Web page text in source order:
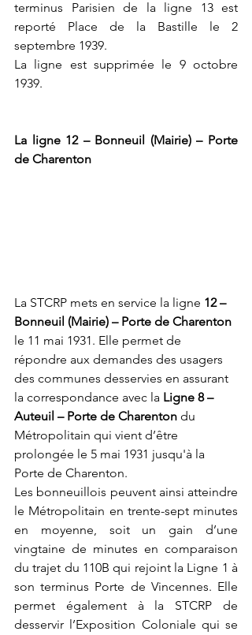
terminus Parisien de la ligne 13 est
reporté Place de la Bastille le 2
septembre 1939.
La ligne est supprimée le 9 octobre
1939.
La ligne 12 – Bonneuil (Mairie) – Porte
de Charenton
La STCRP mets en service la ligne 12 –
Bonneuil (Mairie) – Porte de Charenton
le 11 mai 1931. Elle permet de
répondre aux demandes des usagers
des communes desservies en assurant
la correspondance avec la Ligne 8 –
Auteuil – Porte de Charenton du
Métropolitain qui vient d’être
prolongée le 5 mai 1931 jusqu'à la
Porte de Charenton.
Les bonneuillois peuvent ainsi atteindre
le Métropolitain en trente-sept minutes
en moyenne, soit un gain d’une
vingtaine de minutes en comparaison
du trajet du 110B qui rejoint la Ligne 1 à
son terminus Porte de Vincennes. Elle
permet également à la STCRP de
desservir l’Exposition Coloniale qui se